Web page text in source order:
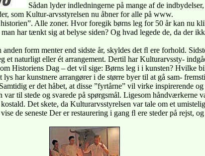
Sådan lyder indledningerne på mange af de
som Kultur-arvsstyrelsen nu åbner for alle på www.
Alle zoner. Hvor foregik børns leg for 50 år kan nu
har tænkt sig at belyse siden? Og hvad legede de, da der
form menter end sidste år, skyldes det ﬂ ere forhold.
et naturligt eller ét arrangement. Dertil har Kulturarvssty-
Historiens Dag – det vil sige: Børns leg i i kunsten? Hvilke
har kunstnere arrangører i de større byer til at gå sam-
er det håbet, at disse ”fyrtårne” vil virke inspirerende
til stede og svarede på spørgsmål. Ligesom håndværkerne
Det skete, da Kulturarvsstyrelsen var tale om et
de seneste Der er restaurering i gang ﬂ ere steder på rejst,